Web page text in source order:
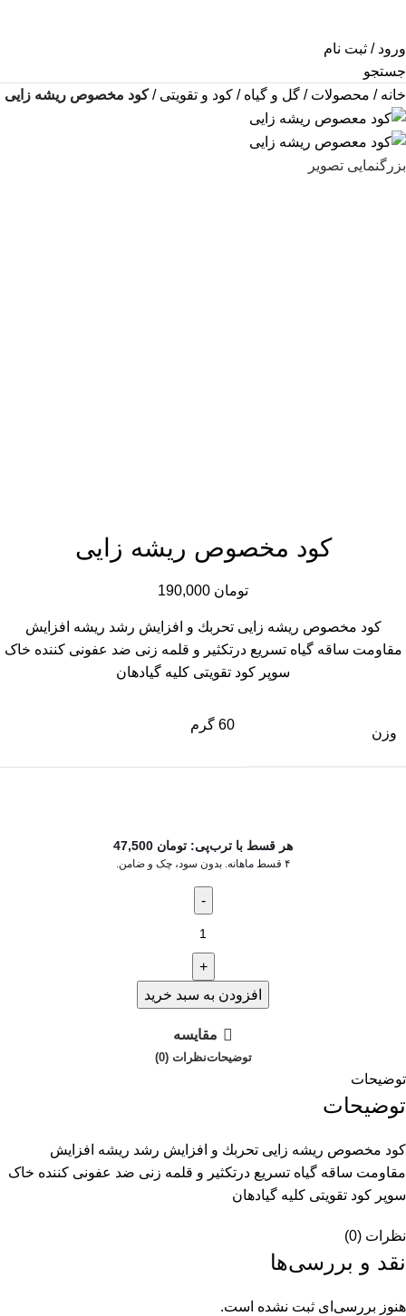
ورود / ثبت نام
جستجو
خانه
محصولات گل و گیاه کود و تقویتی کود مخصوص ریشه زایی
بزرگنمایی تصویر
کود مخصوص ریشه زایی
تومان
کود مخصوص ريشه زايى تحربك و افزايش رشد ريشه افزايش
مقاومت ساقه گياه تسريع درتكثير و قلمه زنى ضد عفونى كننده خاک
سوپر كود تقويتى كليه گيادهان
وزن
60 گرم
هر قسط با ترب‌پی: تومان
۴ قسط ماهانه. بدون سود، چک و ضامن.
افزودن به سبد خرید
مقایسه
توضیحاتنظرات (0)
توضیحات
توضیحات
کود مخصوص ریشه زایی تحربك و افزايش رشد ريشه افزايش
مقاومت ساقه گياه تسريع درتكثير و قلمه زنى ضد عفونى كننده خاک
سوپر كود تقويتى كليه گيادهان
نظرات (0)
نقد و بررسی‌ها
هنوز بررسی‌ای ثبت نشده است.